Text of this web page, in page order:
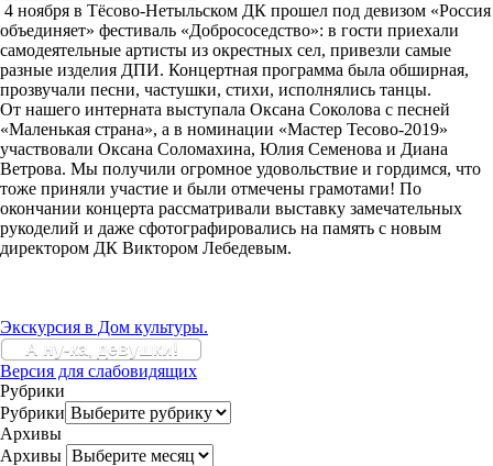
4 ноября в Тёсово-Нетыльском ДК прошел под девизом «Россия
объединяет» фестиваль «Добрососедство»: в гости приехали
самодеятельные артисты из окрестных сел, привезли самые
разные изделия ДПИ. Концертная программа была обширная,
прозвучали песни, частушки, стихи, исполнялись танцы.
От нашего интерната выступала Оксана Соколова с песней
«Маленькая страна», а в номинации «Мастер Тесово-2019»
участвовали Оксана Соломахина, Юлия Семенова и Диана
Ветрова. Мы получили огромное удовольствие и гордимся, что
тоже приняли участие и были отмечены грамотами! По
окончании концерта рассматривали выставку замечательных
рукоделий и даже сфотографировались на память с новым
директором ДК Виктором Лебедевым.
Экскурсия в Дом культуры.
А ну-ка, девушки!
Версия для слабовидящих
Рубрики
Рубрики
Архивы
Архивы